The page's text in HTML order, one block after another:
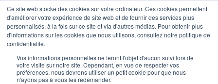
Ce site web stocke des cookies sur votre ordinateur. Ces cookies permettent
d'améliorer votre expérience de site web et de fournir des services plus
personnalisés, à la fois sur ce site et via d'autres médias. Pour obtenir plus
d'informations sur les cookies que nous utilisons, consultez notre politique de
confidentialité.
Vos informations personnelles ne feront l'objet d'aucun suivi lors de
votre visite sur notre site. Cependant, en vue de respecter vos
préférences, nous devrons utiliser un petit cookie pour que nous
n'ayons pas à vous les redemander.
Découvrez Les Mots !